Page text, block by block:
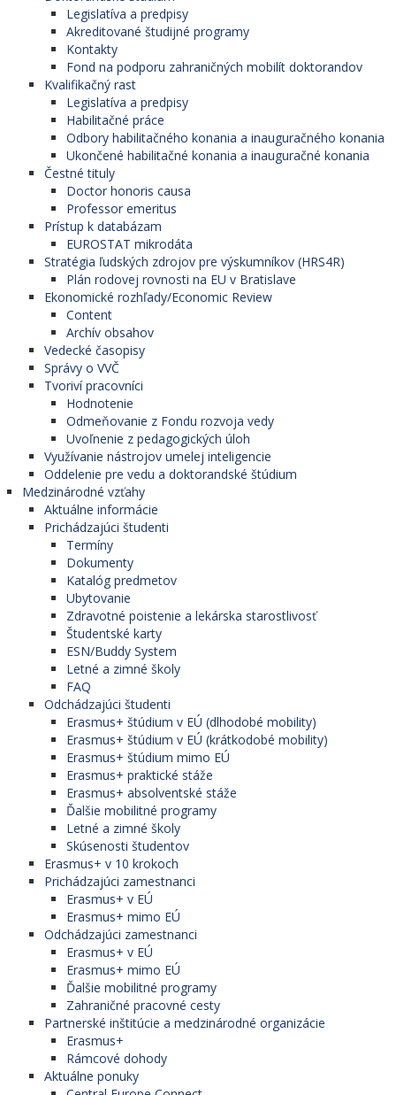
Legislatíva a predpisy
Akreditované študijné programy
Kontakty
Fond na podporu zahraničných mobilít doktorandov
Kvalifikačný rast
Legislatíva a predpisy
Habilitačné práce
Odbory habilitačného konania a inauguračného konania
Ukončené habilitačné konania a inauguračné konania
Čestné tituly
Doctor honoris causa
Professor emeritus
Prístup k databázam
EUROSTAT mikrodáta
Stratégia ľudských zdrojov pre výskumníkov (HRS4R)
Plán rodovej rovnosti na EU v Bratislave
Ekonomické rozhľady/Economic Review
Content
Archív obsahov
Vedecké časopisy
Správy o VVČ
Tvoriví pracovníci
Hodnotenie
Odmeňovanie z Fondu rozvoja vedy
Uvoľnenie z pedagogických úloh
Využívanie nástrojov umelej inteligencie
Oddelenie pre vedu a doktorandské štúdium
Medzinárodné vzťahy
Aktuálne informácie
Prichádzajúci študenti
Termíny
Dokumenty
Katalóg predmetov
Ubytovanie
Zdravotné poistenie a lekárska starostlivosť
Študentské karty
ESN/Buddy System
Letné a zimné školy
FAQ
Odchádzajúci študenti
Erasmus+ štúdium v EÚ (dlhodobé mobility)
Erasmus+ štúdium v EÚ (krátkodobé mobility)
Erasmus+ štúdium mimo EÚ
Erasmus+ praktické stáže
Erasmus+ absolventské stáže
Ďalšie mobilitné programy
Letné a zimné školy
Skúsenosti študentov
Erasmus+ v 10 krokoch
Prichádzajúci zamestnanci
Erasmus+ v EÚ
Erasmus+ mimo EÚ
Odchádzajúci zamestnanci
Erasmus+ v EÚ
Erasmus+ mimo EÚ
Ďalšie mobilitné programy
Zahraničné pracovné cesty
Partnerské inštitúcie a medzinárodné organizácie
Erasmus+
Rámcové dohody
Aktuálne ponuky